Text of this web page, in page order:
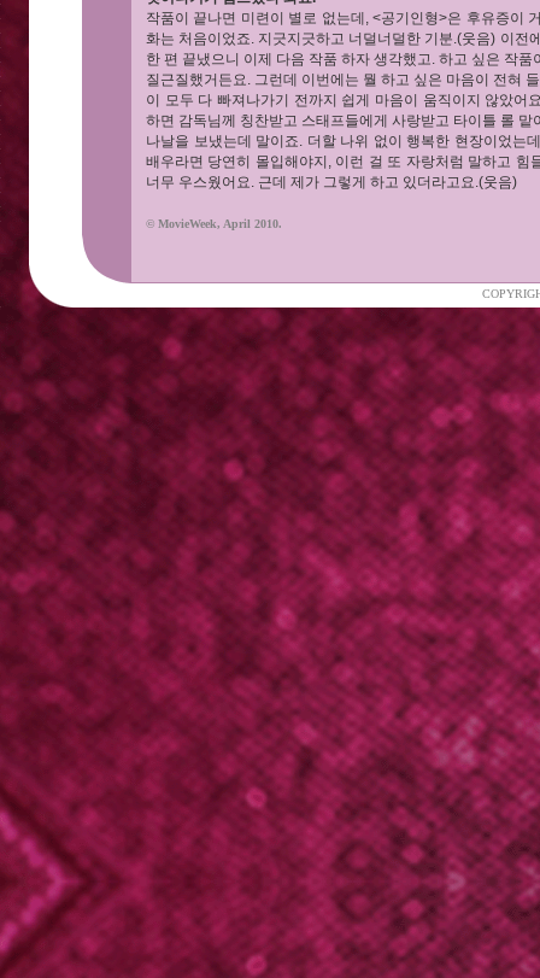
작품이 끝나면 미련이 별로 없는데, <공기인형>은 후유증이
화는 처음이었죠. 지긋지긋하고 너덜너덜한 기분.(웃음) 이전
한 편 끝냈으니 이제 다음 작품 하자 생각했고. 하고 싶은 작
질근질했거든요. 그런데 이번에는 뭘 하고 싶은 마음이 전혀
이 모두 다 빠져나가기 전까지 쉽게 마음이 움직이지 않았어
하면 감독님께 칭찬받고 스태프들에게 사랑받고 타이틀 롤
나날을 보냈는데 말이죠. 더할 나위 없이 행복한 현장이었는
배우라면 당연히 몰입해야지, 이런 걸 또 자랑처럼 말하고 힘
너무 우스웠어요. 근데 제가 그렇게 하고 있더라고요.(웃음)
© MovieWeek, April 2010.